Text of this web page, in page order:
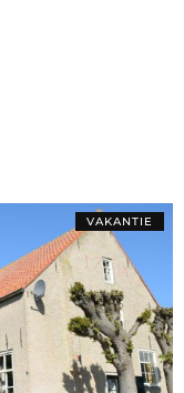
VAKANTIE